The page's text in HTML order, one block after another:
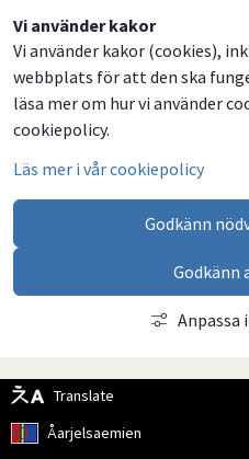
Vi använder kakor
Vi använder kakor (cookies),
webbplats för att den ska
läsa mer om hur vi använder
cookiepolicy.
Läs mer i vår cookiepolicy
Godkänn
Godkänn
Translate
Åarjelsaemien
Dela
på
Facebook
Dela
på
Twitter
Dela
på
LinkedIn
Dela
via
email